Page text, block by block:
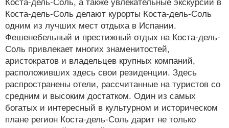
Коста-дель-Соль делают курорты Коста-дель-Соль
одним из лучших мест отдыха в Испании.
Фешенебельный и престижный отдых на Коста-дель-
Соль привлекает многих знаменитостей,
аристократов и владельцев крупных компаний,
расположивших здесь свои резиденции. Здесь
распространены отели, рассчитанные на туристов со
средним и высоким достатком. Один из самых
богатых и интересный в культурном и историческом
плане регион Коста-дель-Соль дарит не только